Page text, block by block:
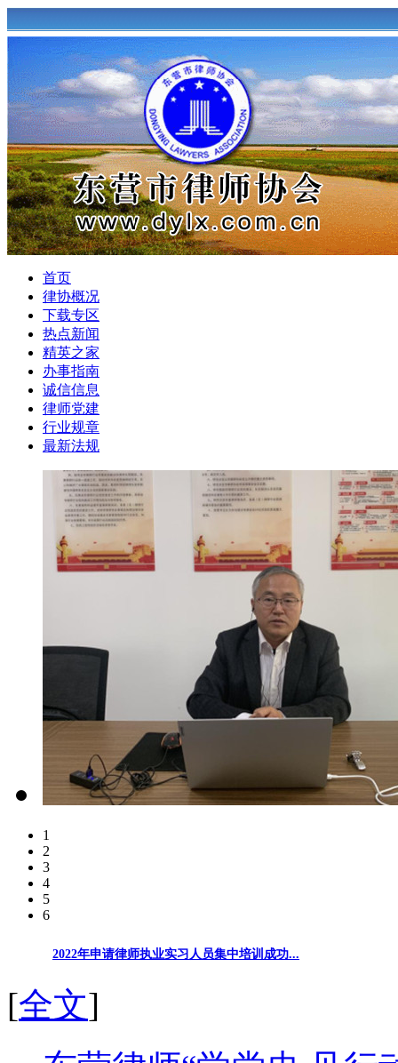
首页
律协概况
下载专区
热点新闻
精英之家
办事指南
诚信信息
律师党建
行业规章
最新法规
1
2
3
4
5
6
2022年申请律师执业实习人员集中培训成功...
[全文]